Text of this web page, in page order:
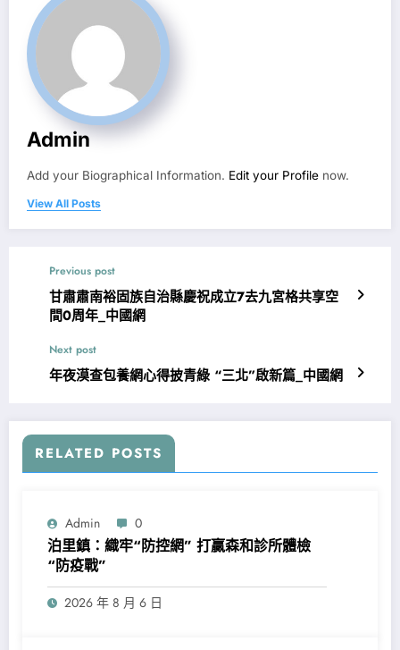
Admin
Add your Biographical Information. Edit your Profile now.
View All Posts
Previous post
甘肅肅南裕固族自治縣慶祝成立7去九宮格共享空
間0周年_中國網
Next post
年夜漠查包養網心得披青綠 “三北”啟新篇_中國網
RELATED POSTS
Admin 0
泊里鎮：織牢“防控網” 打贏森和診所體檢
“防疫戰”
2026 年 8 月 6 日